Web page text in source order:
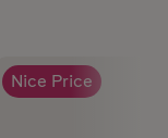
Nice Price